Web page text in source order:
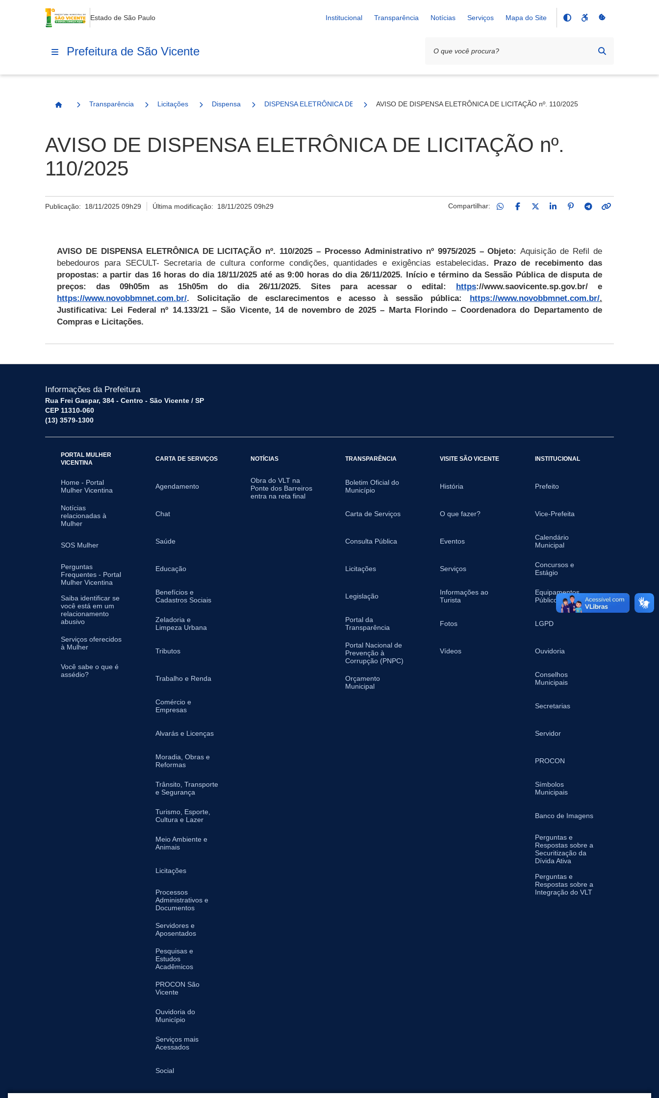
Estado de São Paulo Institucional Transparência Notícias Serviços Mapa do Site
Prefeitura de São Vicente
Página Inicial
Transparência Licitações Dispensa DISPENSA ELETRÔNICA DE LICITAÇÃO nº. 110/2025AVISO DE DISPENSA ELETRÔNICA DE LICITAÇÃO nº. 110/2025
AVISO DE DISPENSA ELETRÔNICA DE LICITAÇÃO nº.
110/2025
Publicação: 18/11/2025 09h29 Última modificação: 18/11/2025 09h29 Compartilhar:
AVISO DE DISPENSA ELETRÔNICA DE LICITAÇÃO nº. 110/2025 – Processo Administrativo nº 9975/2025 – Objeto:Aquisiçãode Refil de
bebedouros para SECULT- Secretaria de culturaconforme condições, quantidades e exigências estabelecidas.
Prazo de recebimento das
propostas: a partir das 16 horas do dia 18/11/2025 até as9:00 horas do dia26/11/2025. Início e término da Sessão Pública de disputa de
preços: das 09h05m as 15h05m do dia 26/11/2025. Sites para acessar o edital: https://www.saovicente.sp.gov.br/ e
https://www.novobbmnet.com.br/. Solicitação de esclarecimentos e acesso à sessão pública: https://www.novobbmnet.com.br/.
Justificativa: Lei Federal nº 14.133/21– São Vicente, 14 de novembro de 2025– Marta Florindo – Coordenadorado Departamento de
Compras e Licitações.
Informações da Prefeitura
Rua Frei Gaspar, 384 - Centro - São Vicente / SP
CEP 11310-060
(13) 3579-1300
PORTAL MULHER
VICENTINA
Home - Portal
Mulher Vicentina
Notícias
relacionadas à
Mulher
SOS Mulher
Perguntas
Frequentes - Portal
Mulher Vicentina
Saiba identificar se
você está em um
relacionamento
abusivo
Serviços oferecidos
à Mulher
Você sabe o que é
assédio?
CARTA DE SERVIÇOS
Agendamento
Chat
Saúde
Educação
Benefícios e
Cadastros Sociais
Zeladoria e
Limpeza Urbana
Tributos
Trabalho e Renda
Comércio e
Empresas
Alvarás e Licenças
Moradia, Obras e
Reformas
Trânsito, Transporte
e Segurança
Turismo, Esporte,
Cultura e Lazer
Meio Ambiente e
Animais
Licitações
Processos
Administrativos e
Documentos
Servidores e
Aposentados
Pesquisas e
Estudos
Acadêmicos
PROCON São
Vicente
Ouvidoria do
Município
Serviços mais
Acessados
Social
NOTÍCIAS
Obra do VLT na
Ponte dos Barreiros
entra na reta final
TRANSPARÊNCIA
Boletim Oficial do
Município
Carta de Serviços
Consulta Pública
Licitações
Legislação
Portal da
Transparência
Portal Nacional de
Prevenção à
Corrupção (PNPC)
Orçamento
Municipal
VISITE SÃO VICENTE
História
O que fazer?
Eventos
Serviços
Informações ao
Turista
Fotos
Vídeos
INSTITUCIONAL
Prefeito
Vice-Prefeita
Calendário
Municipal
Concursos e
Estágio
Equipamentos
Públicos
LGPD
Ouvidoria
Conselhos
Municipais
Secretarias
Servidor
PROCON
Símbolos
Municipais
Banco de Imagens
Perguntas e
Respostas sobre a
Securitização da
Dívida Ativa
Perguntas e
Respostas sobre a
Integração do VLT